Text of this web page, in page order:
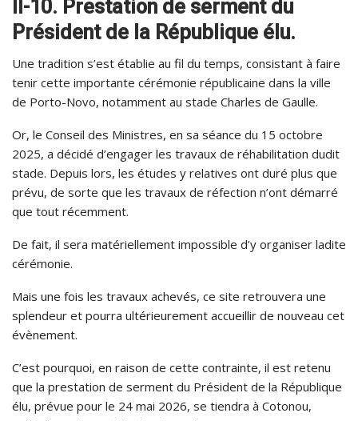
II-10. Prestation de serment du
Président de la République élu.
Une tradition s’est établie au fil du temps, consistant à faire
tenir cette importante cérémonie républicaine dans la ville
de Porto-Novo, notamment au stade Charles de Gaulle.
Or, le Conseil des Ministres, en sa séance du 15 octobre
2025, a décidé d’engager les travaux de réhabilitation dudit
stade. Depuis lors, les études y relatives ont duré plus que
prévu, de sorte que les travaux de réfection n’ont démarré
que tout récemment.
De fait, il sera matériellement impossible d’y organiser ladite
cérémonie.
Mais une fois les travaux achevés, ce site retrouvera une
splendeur et pourra ultérieurement accueillir de nouveau cet
évènement.
C’est pourquoi, en raison de cette contrainte, il est retenu
que la prestation de serment du Président de la République
élu, prévue pour le 24 mai 2026, se tiendra à Cotonou,